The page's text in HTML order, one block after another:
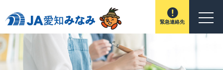
緊急連絡先